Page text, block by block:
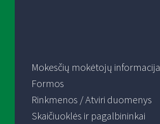
Mokesčių mokėtojų informacija
Formos
Rinkmenos / Atviri duomenys
Skaičiuoklės ir pagalbininkai